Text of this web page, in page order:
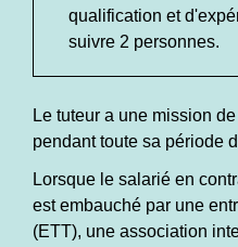
qualification et
suivre 2 personnes.
Le tuteur a une mission
pendant toute sa période
Lorsque le salarié en
est embauché par une
(ETT), une association